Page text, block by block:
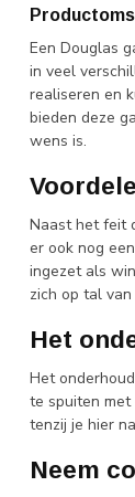
Een Douglas
in veel
realiseren en
bieden deze
wens is.
Naast het feit
er ook nog
ingezet als
zich op tal
Het
Het
te spuiten met
tenzij je hier
Neem